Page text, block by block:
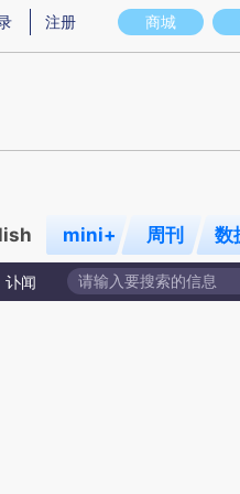
图存在偏差。不代表财新观点和立场
商城
注册
mini+ 周刊 数
讣闻